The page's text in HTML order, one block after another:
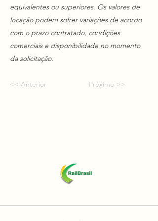
equivalentes ou superiores. Os valores de
locação podem sofrer variações de acordo
com o prazo contratado, condições
comerciais e disponibilidade no momento
da solicitação.
<< Anterior Próximo >>